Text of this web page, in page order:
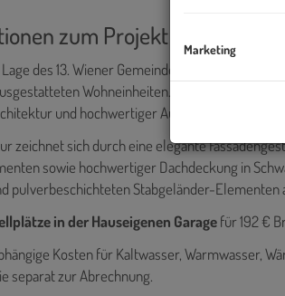
zum Projekt &
des 13. Wiener Gemeindebezirks entsteht
Wohneinheiten. Das stilvolle
und hochwertiger Ausstattung.
zeichnet sich durch eine elegante
sowie hochwertiger Dachdeckung in
pulverbeschichteten Stabgeländer-Elementen
in der Hauseigenen Garagefür 192 €
Kosten für Kaltwasser, Warmwasser,
separat zur Abrechnung.
Marketing